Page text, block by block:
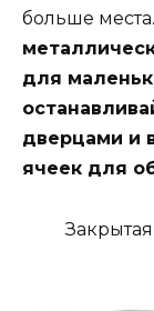
больше места.
для
дверцами и
ячеек для